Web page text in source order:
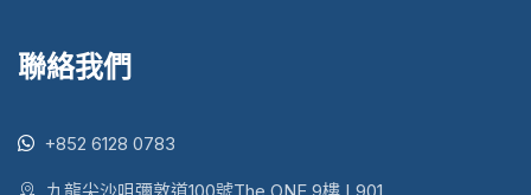
聯絡我們
+852 6128 0783
九龍尖沙咀彌敦道100號The ONE 9樓 L901